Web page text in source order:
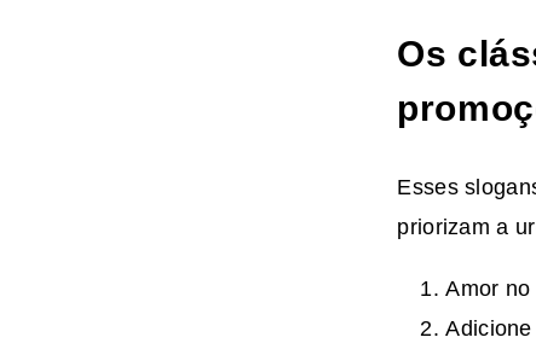
Os
Esses
priorizam a
Amor